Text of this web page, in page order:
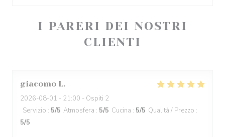
I PARERI DEI NOSTRI
CLIENTI
giacomo L
2026-08-01 - 21:00 - Ospiti 2
Servizio : 5/5 Atmosfera : 5/5 Cucina : 5/5 Qualità / Prezzo :
5/5